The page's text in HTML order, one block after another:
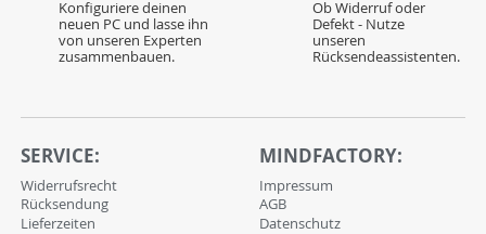
Konfiguriere deinen
neuen PC und lasse ihn
von unseren Experten
zusammenbauen.
Ob Widerruf oder
Defekt - Nutze
unseren
Rücksendeassistenten.
SERVICE:
Widerrufsrecht
Rücksendung
Lieferzeiten
MINDFACTORY:
Impressum
AGB
Datenschutz